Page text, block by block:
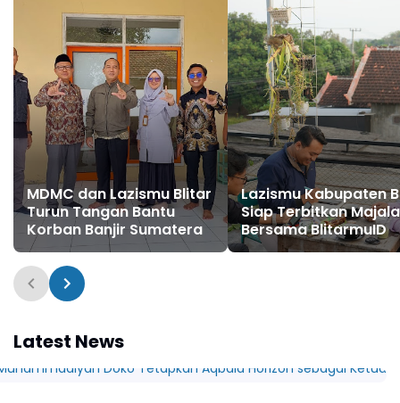
MDMC dan Lazismu Blitar
Turun Tangan Bantu
Korban Banjir Sumatera
Lazismu Kabupaten
Siap Terbitkan
Bersama BlitarmuID
Latest News